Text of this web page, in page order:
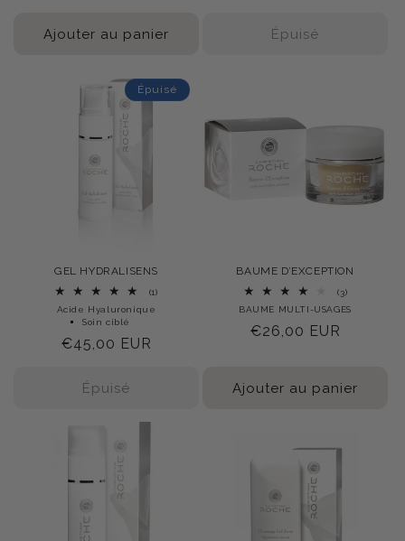
Ajouter au panier Épuisé
Épuisé
GEL HYDRALISENS
(1)1
Acide Hyaluronique
Soin ciblé
Prix
€45,00 EUR
Épuisé
BAUME D’EXCEPTION
(3)3
BAUME MULTI-USAGES
Prix
€26,00 EUR
Ajouter au panier